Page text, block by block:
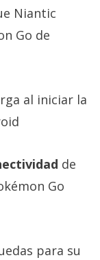
Niantic
Go de
al iniciar la
de
Go
para su